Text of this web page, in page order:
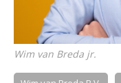
Wim van Breda jr.